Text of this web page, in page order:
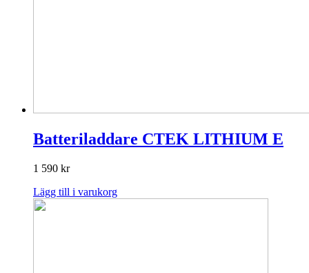
Batteriladdare CTEK LITHIUM E
1 590 kr
Lägg till i varukorg